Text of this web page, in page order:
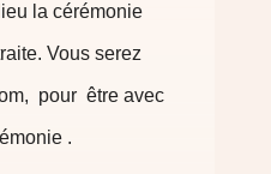
la cérémonie
Vous serez
pour être avec
.